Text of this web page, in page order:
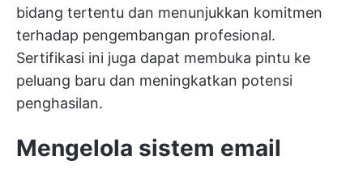
bidang tertentu dan menunjukkan komitmen
terhadap pengembangan profesional.
Sertifikasi ini juga dapat membuka pintu ke
peluang baru dan meningkatkan potensi
penghasilan.
Mengelola sistem email